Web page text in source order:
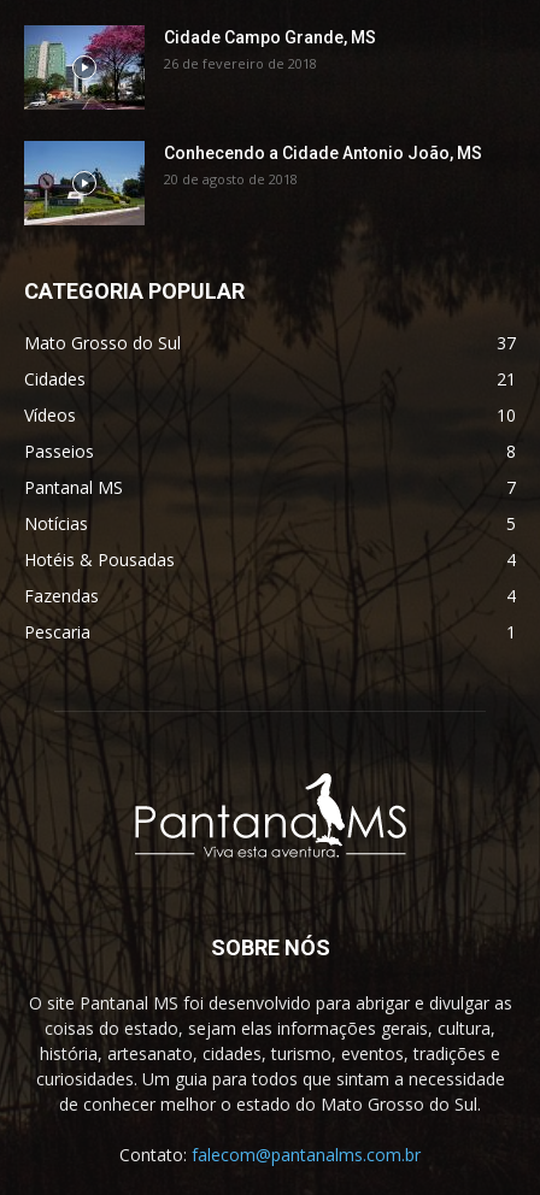
Cidade Campo Grande, MS
26 de fevereiro de 2018
Conhecendo a Cidade Antonio João, MS
20 de agosto de 2018
CATEGORIA POPULAR
Mato Grosso do Sul
37
Cidades
21
Vídeos
10
Passeios
8
Pantanal MS
7
Notícias
5
Hotéis & Pousadas
4
Fazendas
4
Pescaria
1
SOBRE NÓS
O site Pantanal MS foi desenvolvido para abrigar e divulgar as
coisas do estado, sejam elas informações gerais, cultura,
história, artesanato, cidades, turismo, eventos, tradições e
curiosidades. Um guia para todos que sintam a necessidade
de conhecer melhor o estado do Mato Grosso do Sul.
Contato: falecom@pantanalms.com.br